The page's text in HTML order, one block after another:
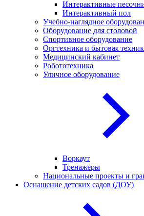
Интерактивные
Интерактивный пол
Учебно-наглядное
Оборудование для столовой
Спортивное оборудование
Оргтехника и бытовая
Медицинский кабинет
Робототехника
Уличное оборудование
Воркаут
Тренажеры
Национальные проекты и
Оснащение детских садов (ДОУ)